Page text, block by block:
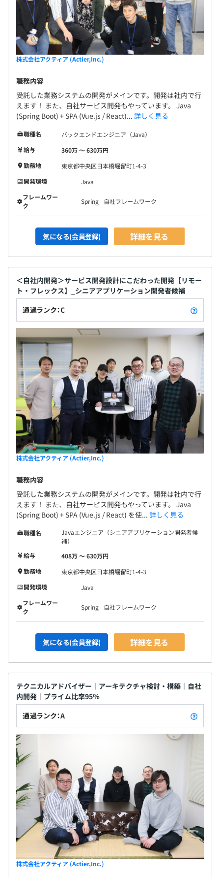
株式会社アクティア (Actier,Inc.)
職務内容
受託した業務システムの開発がメインです。開発は社内で行
えます！ また、自社サービス開発もやっています。 Java
(Spring Boot) + SPA (Vue.js / React)... 詳しく見る
職種名
バックエンドエンジニア（Java）
給与
360万 〜 630万円
勤務地
東京都中央区日本橋堀留町1-4-3
開発環境
Java
フレームワー
ク
Spring 自社フレームワーク
気になる(会員登録) 詳細を見る
＜自社内開発＞サービス開発設計にこだわった開発【リモー
ト・フレックス】_シニアアプリケーション開発者候補
通過ランク：C
株式会社アクティア (Actier,Inc.)
職務内容
受託した業務システムの開発がメインです。開発は社内で行
えます！ また、自社サービス開発もやっています。 Java
(Spring Boot) + SPA (Vue.js / React) を使... 詳しく見る
職種名
Javaエンジニア（シニアアプリケーション開発者候
補）
給与
408万 〜 630万円
勤務地
東京都中央区日本橋堀留町1-4-3
開発環境
Java
フレームワー
ク
Spring 自社フレームワーク
気になる(会員登録) 詳細を見る
テクニカルアドバイザー｜アーキテクチャ検討・構築｜自社
内開発｜プライム比率95％
通過ランク：A
株式会社アクティア (Actier,Inc.)